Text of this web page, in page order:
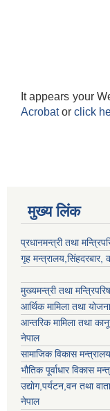
It appears your
Acrobator click
मुख्य लिंक
प्रधानमन्त्री तथा
गृह मन्त्रालय,सिंहदरबार,
मुख्यमन्त्री तथा
आर्थिक मामिला तथा
आन्तरिक मामिला तथा
नेपाल
सामाजिक विकास
भौतिक पूर्वाधार विकास
उद्याेग,पर्यटन,वन तथा
नेपाल